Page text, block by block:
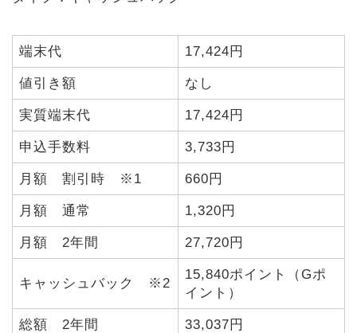
端末代 17,424円
値引き額 なし
実質端末代 17,424円
申込手数料 3,733円
月額 割引時 ※1 660円
月額 通常 1,320円
月額 2年間 27,720円
キャッシュバック ※2
15,840ポイント（Gポ
イント）
総額 2年間 33,037円